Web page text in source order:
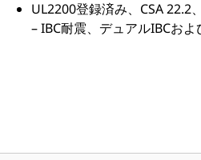
UL2200登録済み、CSA 22.2
– IBC耐震、デュアルIBCおよ